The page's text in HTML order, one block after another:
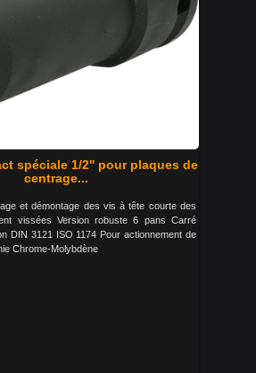
spéciale 1/2'' pour plaques de
centrage...
et démontage des vis à tête courte des
vissées Version robuste 6 pans Carré
DIN 3121 ISO 1174 Pour actionnement de
Chrome-Molybdène